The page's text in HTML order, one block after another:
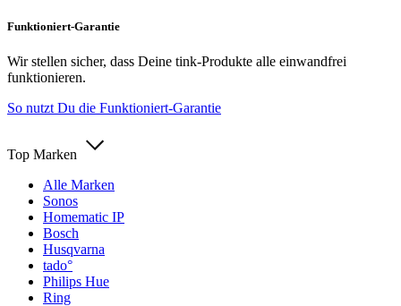
Funktioniert-Garantie
Wir stellen sicher, dass Deine tink-Produkte alle einwandfrei
funktionieren.
So nutzt Du die Funktioniert-Garantie
Top Marken
Alle Marken
Sonos
Homematic IP
Bosch
Husqvarna
tado°
Philips Hue
Ring